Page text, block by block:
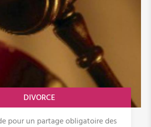
Contributions
de presse
DIVORCE
pour un partage obligatoire des